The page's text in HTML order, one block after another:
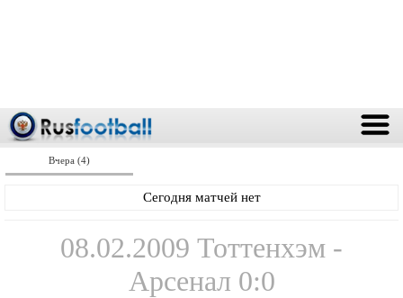
Вчера (4)
Сегодня матчей нет
08.02.2009 Тоттенхэм -
Арсенал 0:0